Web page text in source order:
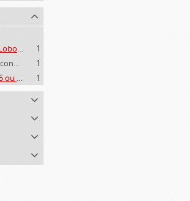
Quaresma, José António Plácido Lobo da Silveira (1769-1844)
1
Lobo da Silveira. Família, barões, condes e marqueses de Alvito (1475-1910)
1
Meneses, Maria Bárbara de ([1745 ou 1751]-[post. 1784])
1